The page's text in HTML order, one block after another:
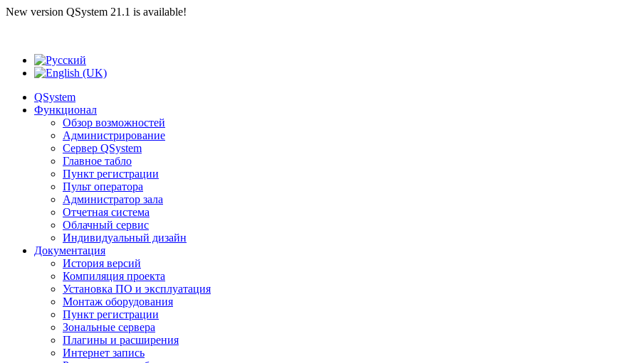
New version QSystem 21.1 is available!
QSystem
Функционал
Обзор возможностей
Администрирование
Сервер QSystem
Главное табло
Пункт регистрации
Пульт оператора
Администратор зала
Отчетная система
Облачный сервис
Индивидуальный дизайн
Документация
История версий
Компиляция проекта
Установка ПО и эксплуатация
Монтаж оборудования
Пункт регистрации
Зональные сервера
Плагины и расширения
Интернет запись